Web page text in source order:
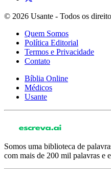
© 2026 Usante - Todos os
Quem Somos
Política Editorial
Termos e Privacidade
Contato
Bíblia Online
Médicos
Usante
Somos uma biblioteca de
com mais de 200 mil palavras e